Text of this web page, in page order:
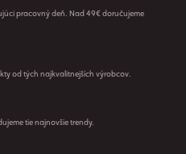
pracovný deň. Nad 49€ doručujeme
od tých najkvalitnejších výrobcov.
tie najnovšie trendy.